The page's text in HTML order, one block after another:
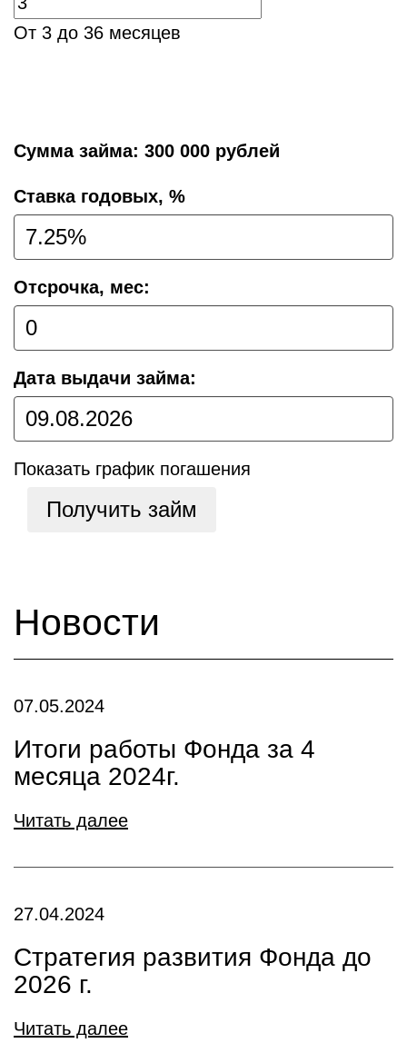
От 3 до 36 месяцев
Сумма займа: 300 000 рублей
Cтавка годовых, %
Отсрочка, мес:
Дата выдачи займа:
Показать график погашения
Получить займ
Новости
07.05.2024
Итоги работы Фонда за 4
месяца 2024г.
Читать далее
27.04.2024
Стратегия развития Фонда до
2026 г.
Читать далее